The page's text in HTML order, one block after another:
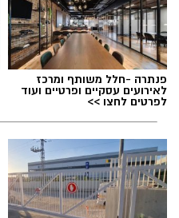
פנתרה -חלל משותף ומרכז
לאירועים עסקיים ופרטיים ועוד
לפרטים לחצו >>